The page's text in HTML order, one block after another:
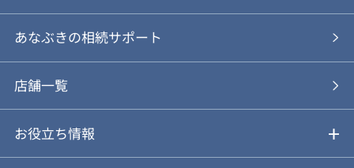
あなぶきの仲介
あなぶきの買取
仲介と買取のメリット・デメリット
物件を探す
購入の流れ
購入前も後も安心サポート
あなぶきの相続サポート
店舗一覧
お役立ち情報